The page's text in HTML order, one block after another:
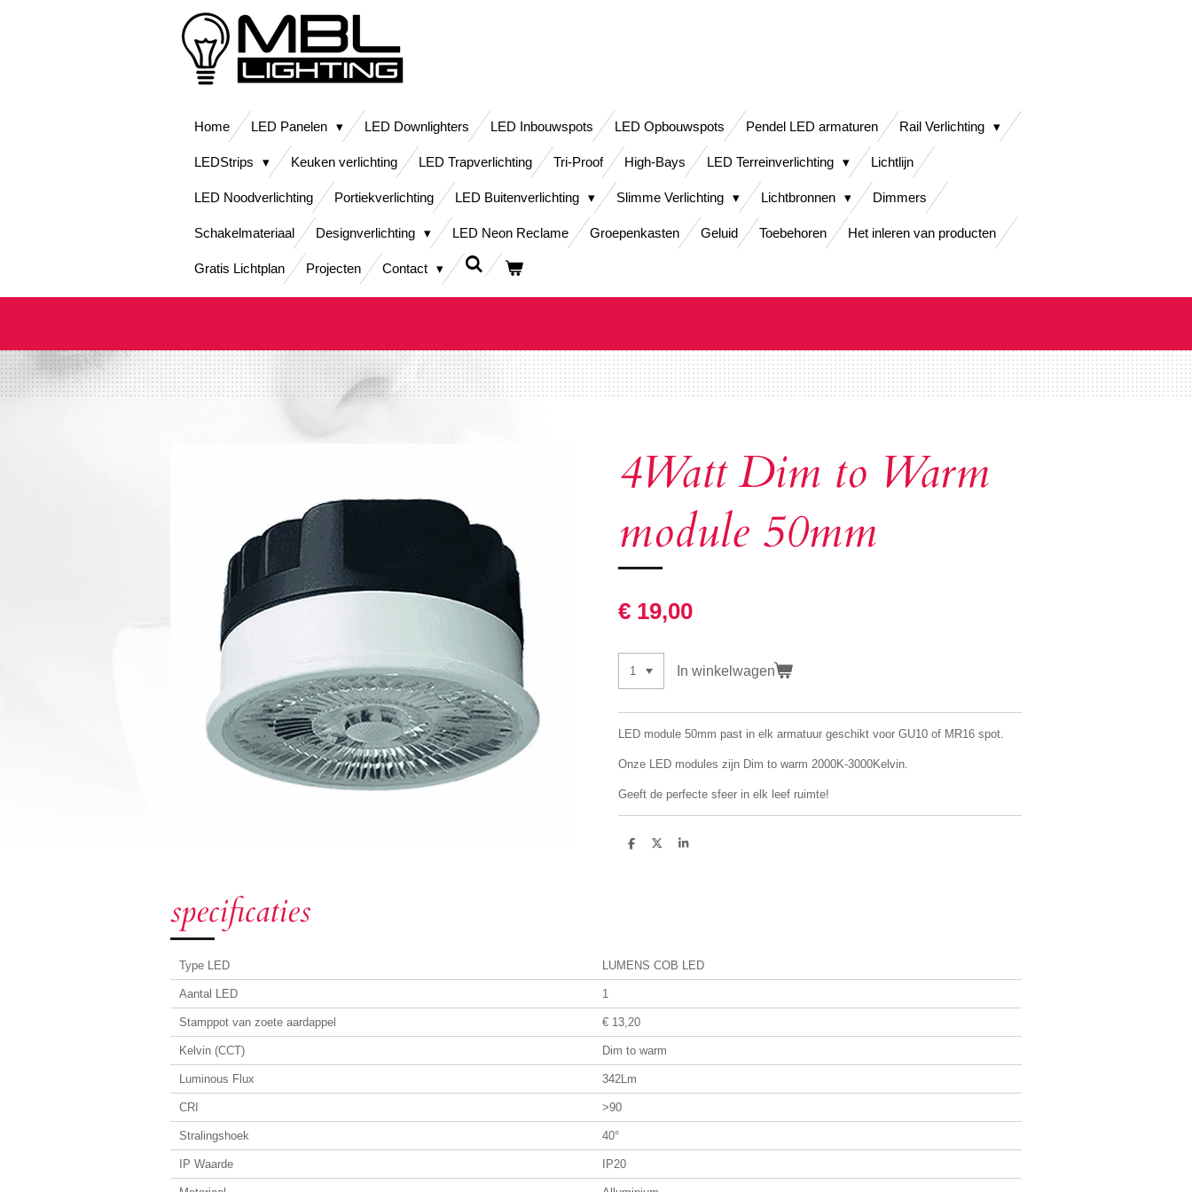
Home LED Panelen LED Downlighters LED Inbouwspots LED Opbouwspots Pendel LED armaturen Rail Verlichting
LEDStrips Keuken verlichting LED Trapverlichting Tri-Proof High-Bays LED Terreinverlichting Lichtlijn
LED Noodverlichting Portiekverlichting LED Buitenverlichting Slimme Verlichting Lichtbronnen Dimmers
Schakelmateriaal Designverlichting LED Neon Reclame Groepenkasten Geluid Toebehoren Het inleren van producten
Gratis Lichtplan Projecten Contact
4Watt Dim to Warm
module 50mm
€ 19,00
In winkelwagen
LED module 50mm past in elk armatuur geschikt voor GU10 of MR16 spot.
Onze LED modules zijn Dim to warm 2000K-3000Kelvin.
Geeft de perfecte sfeer in elk leef ruimte!
D
D
S
specificaties
Type LED LUMENS COB LED
Aantal LED 1
Stamppot van zoete aardappel € 13,20
Kelvin (CCT) Dim to warm
Luminous Flux 342Lm
CRI >90
Stralingshoek 40°
IP Waarde IP20